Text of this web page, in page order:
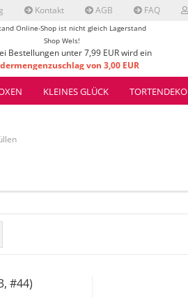
Kontakt AGB FAQ
Online-Shop ist nicht gleich Lagerstand
Shop Wels!
Bestellungen unter 7,99 EUR wird ein
von 3,00 EUR
verrechnet.
KLEINES GLÜCK TORTENDEKO
#44)